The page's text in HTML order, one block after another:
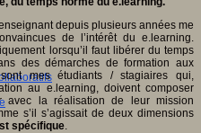
depuis plusieurs années me
de l’intérêt du e.learning.
lorsqu’il faut libérer du temps
des démarches de formation aux
mes étudiants / stagiaires qui,
au e.learning, doivent composer
avec la réalisation de leur mission
s’il s’agissait de deux dimensions
spécifique.